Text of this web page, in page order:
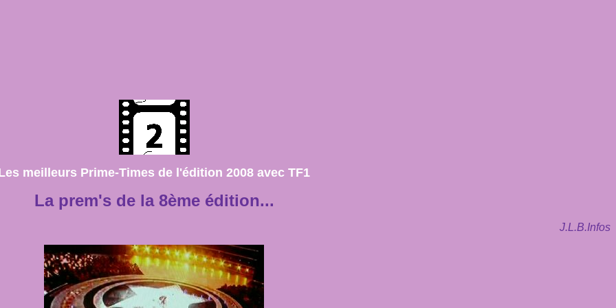
meilleurs Prime-Times de l'édition 2008 avec TF1
La prem's de la 8ème édition...
J.L.B.Infos